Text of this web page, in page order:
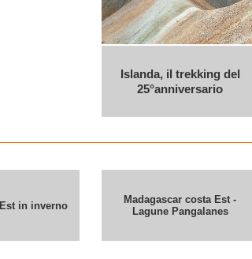
Islanda, il trekking del
25°anniversario
in inverno
Madagascar costa Est -
Lagune Pangalanes